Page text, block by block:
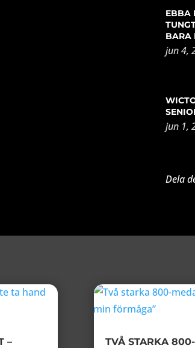
EBBA
BARA
jun 4,
jun 1,
Dela
–
TVÅ STARKA